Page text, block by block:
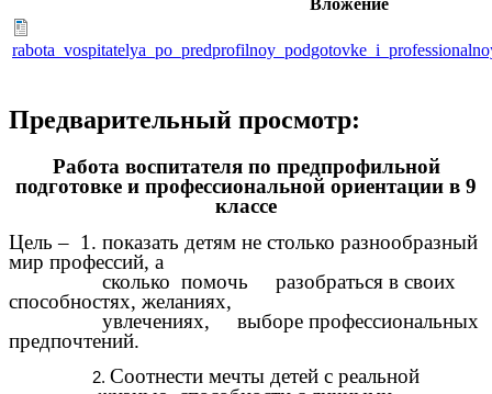
Вложение
Предварительный просмотр:
Работа воспитателя по предпрофильной
подготовке и профессиональной ориентации в 9
классе
Цель – 1. показать детям не столько разнообразный
мир профессий, а
сколько помочь разобраться в своих
способностях, желаниях,
увлечениях, выборе профессиональных
предпочтений.
Соотнести мечты детей с реальной